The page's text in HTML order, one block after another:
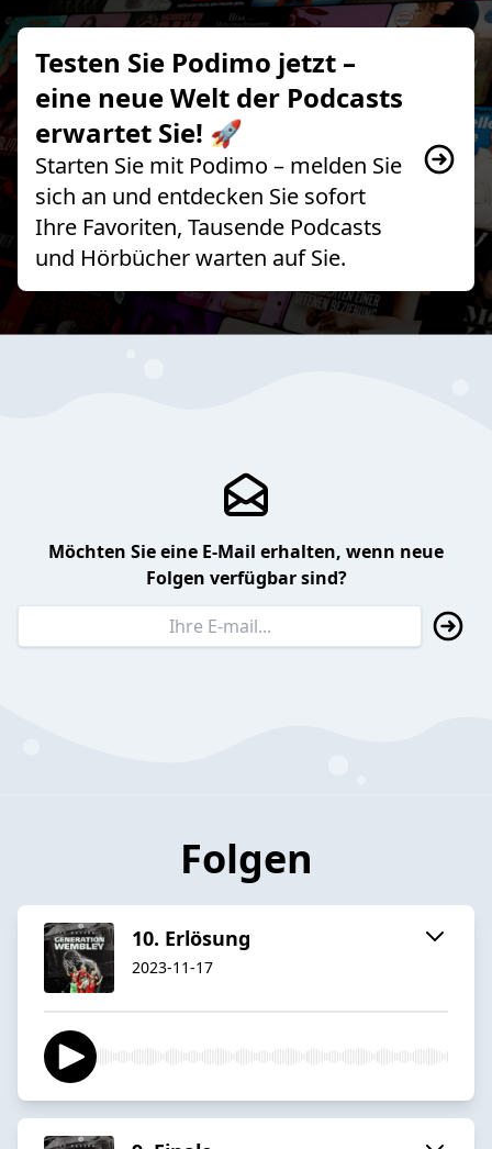
Testen Sie Podimo jetzt –
eine neue Welt der Podcasts
erwartet Sie! 🚀
Starten Sie mit Podimo – melden Sie
sich an und entdecken Sie sofort
Ihre Favoriten, Tausende Podcasts
und Hörbücher warten auf Sie.
Möchten Sie eine E-Mail erhalten, wenn neue
Folgen verfügbar sind?
Folgen
10. Erlösung
2023-11-17